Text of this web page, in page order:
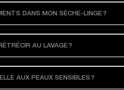
DANS MON SÈCHE-LINGE ?
AU LAVAGE ?
AUX PEAUX SENSIBLES ?